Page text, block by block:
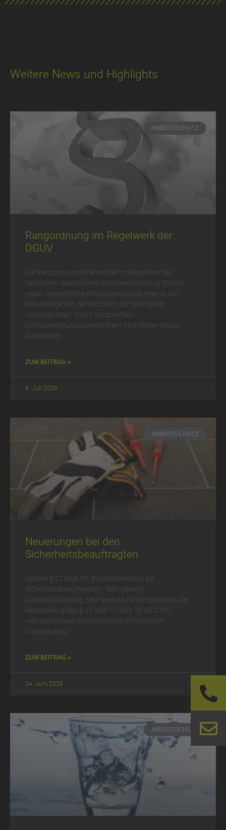
Weitere News und Highlights
ARBEITSSCHUTZ
Rangordnung im Regelwerk der
DGUV
Die Rangordnung (Hierarchie) im Regelwerk der
Deutschen Gesetzlichen Unfallversicherung (DGUV)
regelt die rechtliche Bindungswirkung. Hier ist die
Reihenfolge von der höchsten zur niedrigsten
Verbindlichkeit: DGUV Vorschriften
(Unfallverhütungsvorschriften) Rechtlicher Status:
Autonomes
ZUM BEITRAG »
9. Juli 2026
ARBEITSSCHUTZ
Neuerungen bei den
Sicherheitsbeauftragten
Update § 22 SGB VII: Bürokratieabbau bei
Sicherheitsbeauftragten Sehr geehrte
Geschäftsführung, sehr geehrte Führungskräfte, die
Neuregelung des § 22 SGB VII (seit 29.05.2026)
reduziert unsere bürokratischen Pflichten im
Arbeitsschutz
ZUM BEITRAG »
24. Juni 2026
ARBEITSSCHUTZ